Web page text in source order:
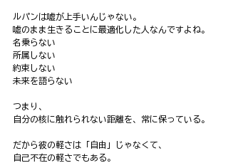
ルパンは嘘が上手いんじゃない。
嘘のまま生きることに最適化した人なんですよね。
名乗らない
所属しない
約束しない
未来を語らない
つまり、
自分の核に触れられない距離を、常に保っている。
だから彼の軽さは「自由」じゃなくて、
自己不在の軽さでもある。